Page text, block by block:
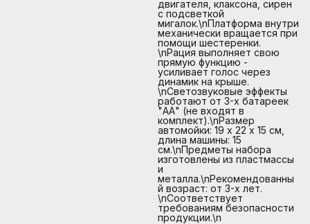
двигателя, клаксона, сирен
с подсветкой
мигалок.\nПлатформа внутри
механически вращается при
помощи шестеренки.
\nРация выполняет свою
прямую функцию -
усиливает голос через
динамик на крыше.
\nСветозвуковые эффекты
работают от 3-х батареек
"АА" (не входят в
комплект).\nРазмер
автомойки: 19 х 22 х 15 см,
длина машины: 15
см.\nПредметы набора
изготовлены из пластмассы
и
металла.\nРекомендованны
й возраст: от 3-х лет.
\nСоответствует
требованиям безопасности
продукции.\n